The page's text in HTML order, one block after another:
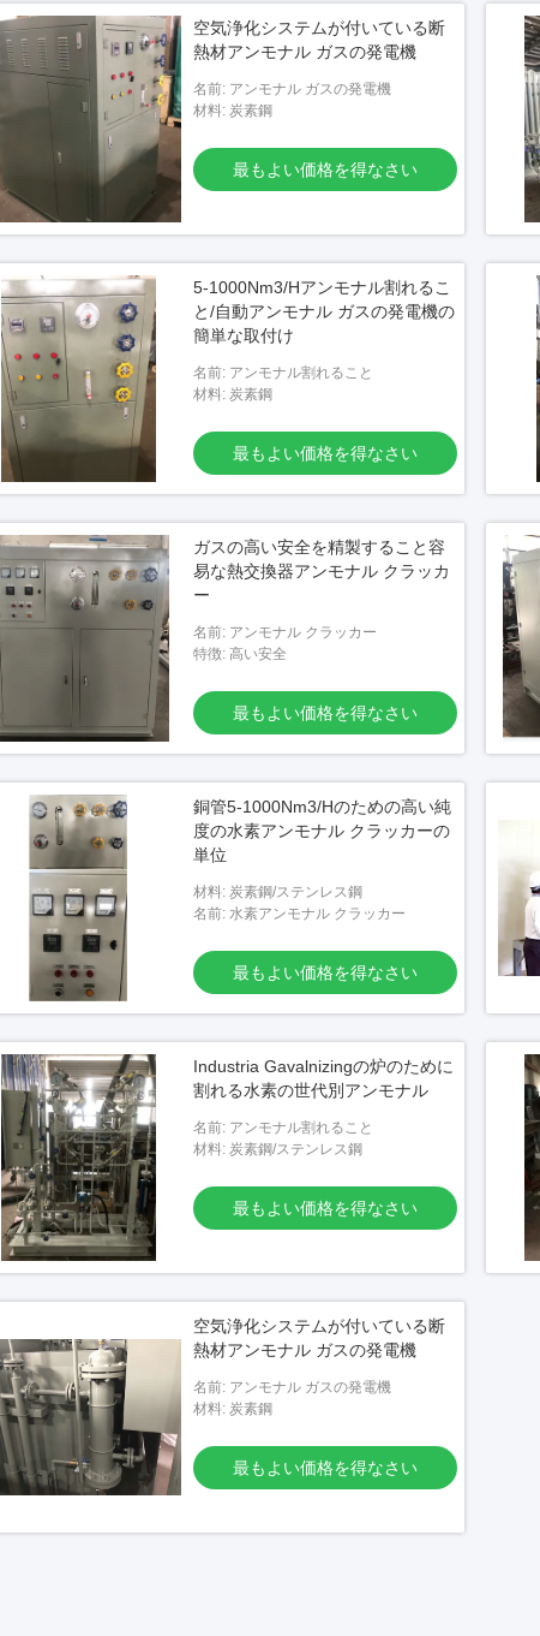
もよい価格を得なさい
空気浄化システムが付いている断
熱材アンモナル ガスの発電機
名前: アンモナル ガスの発電機
材料: 炭素鋼
最もよい価格を得なさい
5-1000Nm3/Hアンモナル割れるこ
と/自動アンモナル ガスの発電機の
簡単な取付け
名前: アンモナル割れること
材料: 炭素鋼
最もよい価格を得なさい
ガスの高い安全を精製すること容
易な熱交換器アンモナル クラッカ
ー
名前: アンモナル クラッカー
特徴: 高い安全
最もよい価格を得なさい
銅管5-1000Nm3/Hのための高い純
度の水素アンモナル クラッカーの
単位
材料: 炭素鋼/ステンレス鋼
名前: 水素アンモナル クラッカー
最もよい価格を得なさい
Industria Gavalnizingの炉のために
割れる水素の世代別アンモナル
名前: アンモナル割れること
材料: 炭素鋼/ステンレス鋼
最もよい価格を得なさい
空気浄化システムが付いている断
熱材アンモナル ガスの発電機
名前: アンモナル ガスの発電機
材料: 炭素鋼
最もよい価格を得なさい